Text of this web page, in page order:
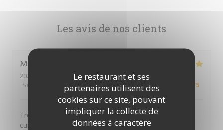
Le restaurant et ses
partenaires utilisent des
cookies sur ce site, pouvant
impliquer la collecte de
données à caractère
Les avis de nos clients
Marine
2026-04-25
- 12:30 - Couverts 2
Service
Ambiance :5/5 Cuisine:5/5 Qualité / Prix /5
Très bon restaurant avec un super concept et une
cuisine de suer qualité !!